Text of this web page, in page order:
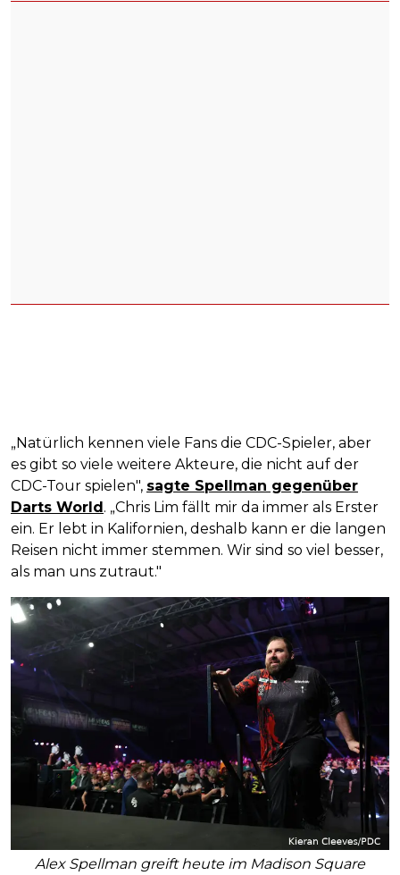
„Natürlich kennen viele Fans die CDC-Spieler, aber
es gibt so viele weitere Akteure, die nicht auf der
CDC-Tour spielen", sagte Spellman gegenüber
Darts World . „Chris Lim fällt mir da immer als Erster
ein. Er lebt in Kalifornien, deshalb kann er die langen
Reisen nicht immer stemmen. Wir sind so viel besser,
als man uns zutraut."
Alex Spellman greift heute im Madison Square